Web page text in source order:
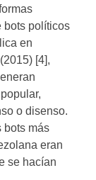
bots políticos
en
[4],
o disenso.
bots más
eran
se hacían